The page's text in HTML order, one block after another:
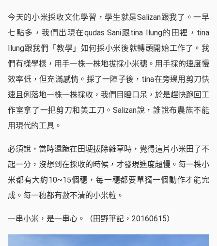
今天的小米採收文化學習，學生就是Salizan跟我了。一早
七點多，我們出現在qudas Sani跟tina Ilung的田裡，tina
Ilung跟我們「教學」如何採小米後就轉頭開始工作了。我
們有樣學樣，用手一株一株地拔採小米穗。用手採的速度慢
效率低，但充滿感情。採了一陣子後，tina在旁邊用剪刀快
速且俐落地一株一株採收，我們目瞪口呆，於是趕快跑回工
作室拿了一把剪刀和美工刀。Salizan說，誰說布農族不能
用現代的工具。
必須說，當時還跪在田埂拔除雜草時，覺得這片小米田了不
起一分，沒想到在採收的時候，才發現進度超慢。每一株小
米都有大約10~15個穗，每一穗都要單獨一個動作才能完
成。每一穗都有數不清的小米粒。
一串小米，是一串心。（田野筆記，20160615）